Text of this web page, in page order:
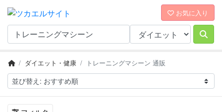
お気に入り
ダイエット・健康 トレーニングマシーン 通販